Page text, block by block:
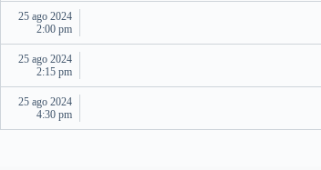
25 ago 2024
2:00 pm
25 ago 2024
2:15 pm
25 ago 2024
4:30 pm